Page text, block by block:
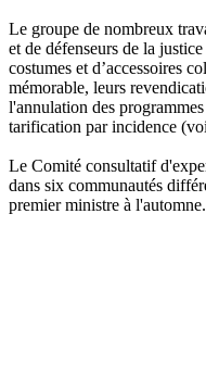
Le groupe de nombreux
et de défenseurs de la
costumes et d’accessoires
mémorable, leurs
l'annulation des
tarification par incidence
Le Comité consultatif
dans six communautés
premier ministre à l'automne.